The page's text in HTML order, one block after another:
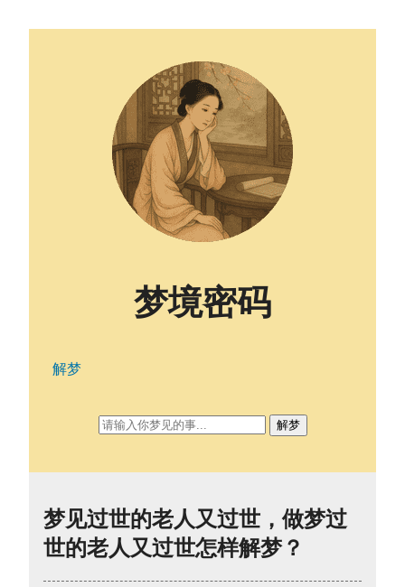
梦见过世的老人又过世，做梦过
世的老人又过世怎样解梦？
梦境密码
解梦
解梦